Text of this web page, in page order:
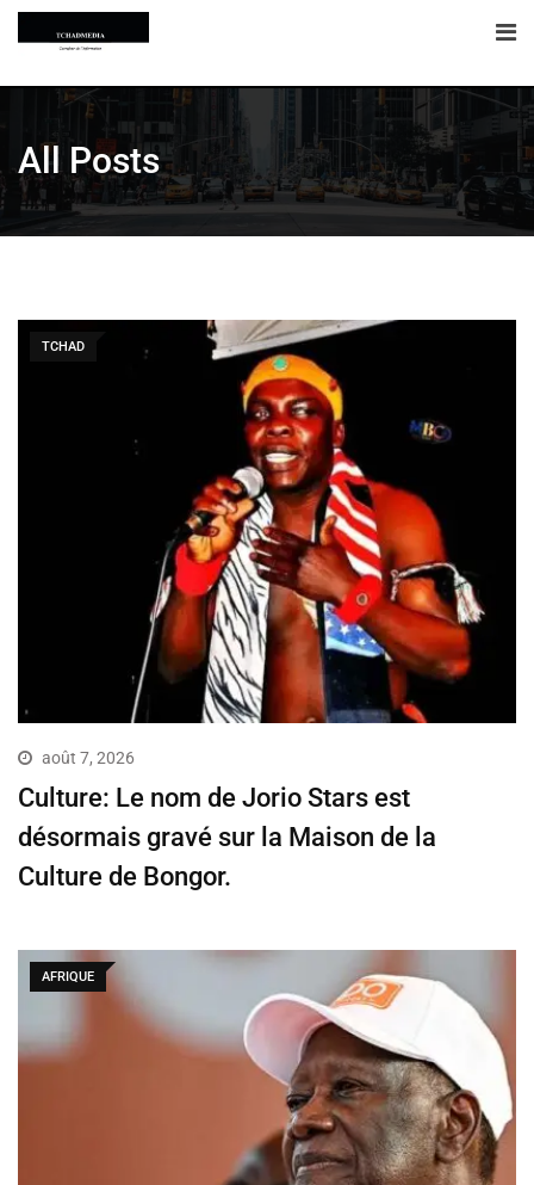
All Posts
TCHAD
août 7, 2026
Culture: Le nom de Jorio Stars est
désormais gravé sur la Maison de la
Culture de Bongor.
AFRIQUE